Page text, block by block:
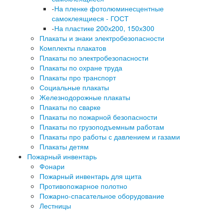
-На пленке фотолюминесцентные
самоклеящиеся - ГОСТ
-На пластике 200х200, 150х300
Плакаты и знаки электробезопасности
Комплекты плакатов
Плакаты по электробезопасности
Плакаты по охране труда
Плакаты про транспорт
Социальные плакаты
Железнодорожные плакаты
Плакаты по сварке
Плакаты по пожарной безопасности
Плакаты по грузоподъемным работам
Плакаты про работы с давлением и газами
Плакаты детям
Пожарный инвентарь
Фонари
Пожарный инвентарь для щита
Противопожарное полотно
Пожарно-спасательное оборудование
Лестницы